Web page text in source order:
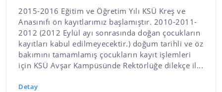
2015-2016 Eğitim ve Öğretim Yılı KSÜ Kreş ve
Anasınıfı ön kayıtlarımız başlamıştır. 2010-2011-
2012 (2012 Eylül ayı sonrasında doğan çocukların
kayıtları kabul edilmeyecektir.) doğum tarihli ve öz
bakımını tamamlamış çocukların kayıt işlemleri
için KSÜ Avşar Kampüsünde Rektörlüğe dilekçe il...
Detay